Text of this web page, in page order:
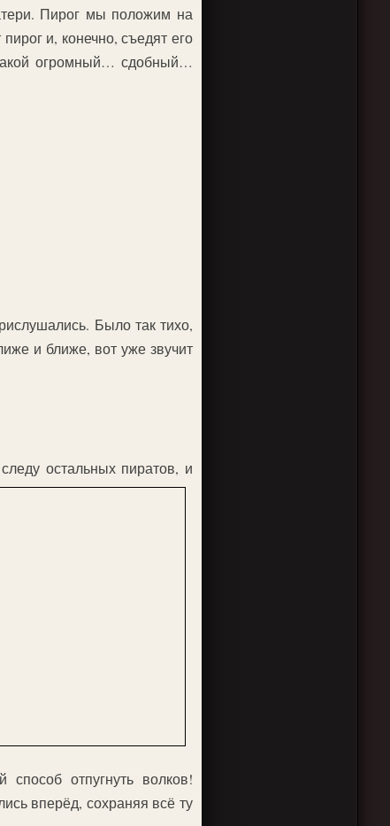
Пирог мы положим на
и, конечно, съедят его
огромный… сдобный…
Было так тихо,
и ближе, вот уже звучит
остальных пиратов, и
отпугнуть волков!
вперёд, сохраняя всё ту